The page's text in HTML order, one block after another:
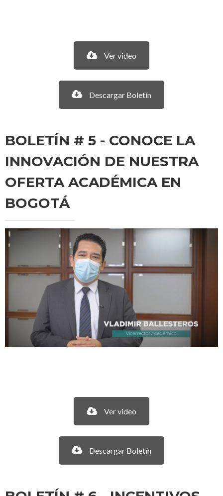
Ver video
Descargar Boletín
BOLETÍN # 5 - CONOCE LA
INNOVACIÓN DE NUESTRA
OFERTA ACADÉMICA EN
BOGOTÁ
Ver video
Descargar Boletín